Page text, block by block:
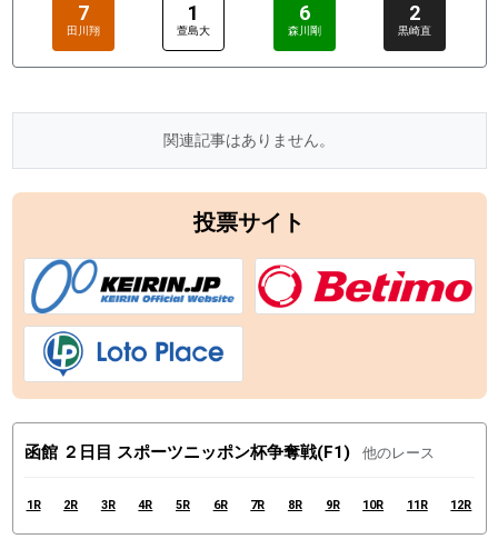
7
田川翔
1
萱島大
6
森川剛
2
黒崎直
関連記事はありません。
投票サイト
函館 ２日目 スポーツニッポン杯争奪戦(F1) 他のレース
1R 2R 3R 4R 5R 6R 7R 8R 9R 10R 11R 12R